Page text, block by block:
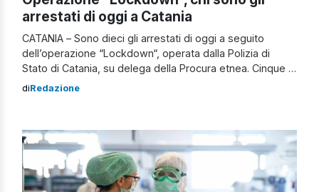
arrestati di oggi a Catania
CATANIA – Sono dieci gli arrestati di oggi a seguito
dell’operazione “Lockdown“, operata dalla Polizia di
Stato di Catania, su delega della Procura etnea. Cinque i
rinchiusi in carcere e cinque quelli che, invece, sono stati
dimora nel Comune in cui abitano. […]
diRedazione